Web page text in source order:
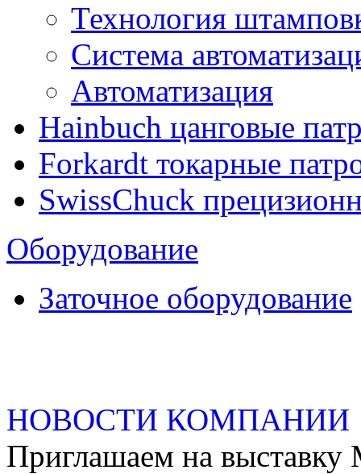
Технология
Система
Автоматизация
Hainbuch цанговые
Forkardt токарные
SwissChuck
Оборудование
Заточное оборудование
НОВОСТИ КОМПАНИИ
Приглашаем на